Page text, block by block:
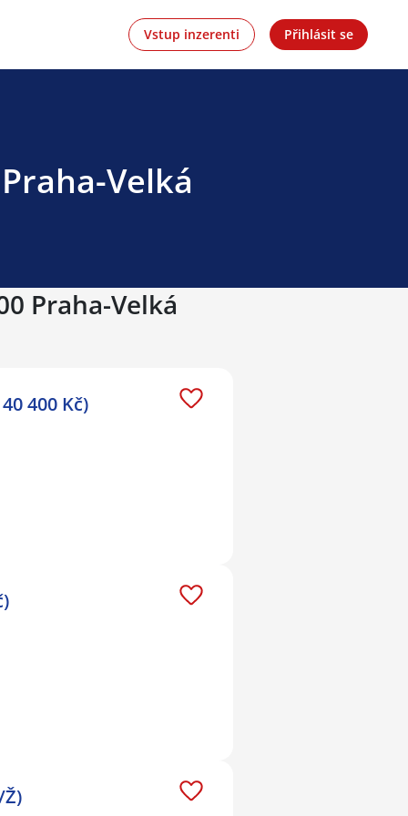
Vstup inzerenti Přihlásit se
Velká
Praha-Velká
400 Kč)